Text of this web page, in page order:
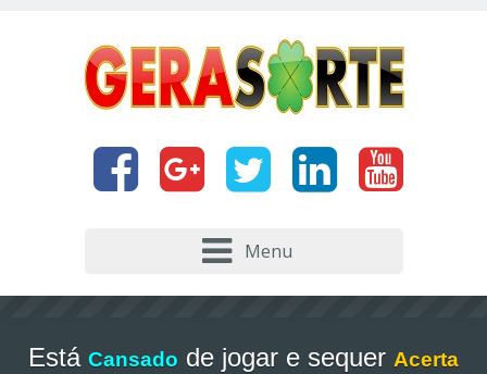
Menu
Está Cansado de jogar e sequer Acerta